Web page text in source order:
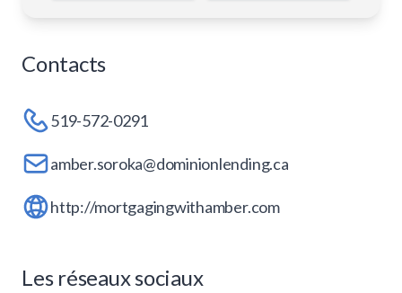
Contacts
519-572-0291
amber.soroka@dominionlending.ca
http://mortgagingwithamber.com
Les réseaux sociaux